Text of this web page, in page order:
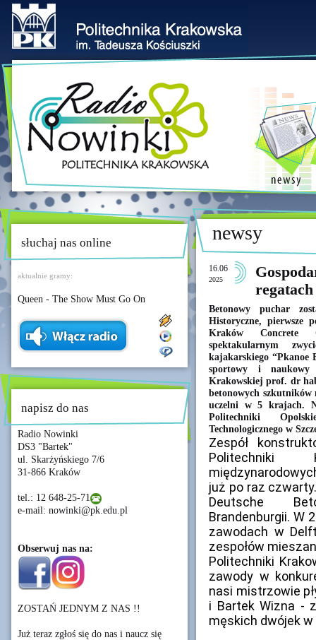
słuchaj nas online
aktualnie gramy:
Queen - The Show Must Go On
napisz do nas
Radio Nowinki
DS3 "Bartek"
ul. Skarżyńskiego 7/6
31-866 Kraków
tel.: 12 648-25-71
e-mail: nowinki@pk.edu.pl
Obserwuj nas na:
ZOSTAŃ JEDNYM Z NAS !!
Już teraz zgłoś się do nas i naucz się
newsy
16.06
2025
Betonowy puchar
Historyczne, pierwsze
Kraków Concrete
spektakularnym
kajakarskiego “Pkanoe
sportowy i
Krakowskiej prof. dr
betonowych szkutników
uczelni w 5 krajach.
Politechniki
Technologicznego w
Zespół
Politechniki
już po raz
Deutsche
Brandenburgii. W
zawodach w
zespołów
Politechniki
zawody w
nasi mistrzowie
i Bartek Wizna -
męskich dwójek